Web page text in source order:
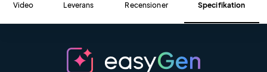
Video Leverans Recensioner Specifikation